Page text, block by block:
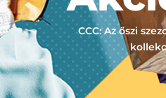
CCC: Az őszi